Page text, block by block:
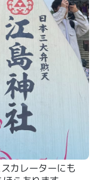
カレーターにも